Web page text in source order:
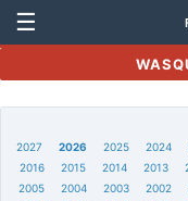
☰
2027
2026 2025 2024
2016
2015 2014 2013
2005
2004 2003 2002